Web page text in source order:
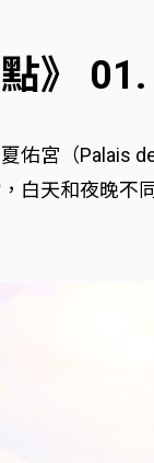
》
佑宮（Palais
白天和夜晚不